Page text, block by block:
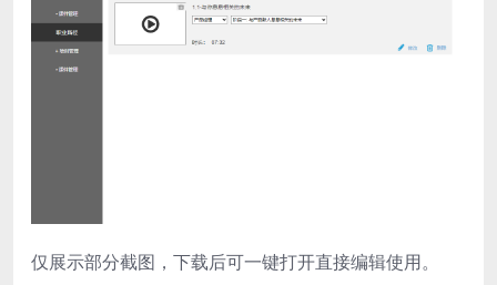
仅展示部分截图，下载后可一键打开直接编辑使用。